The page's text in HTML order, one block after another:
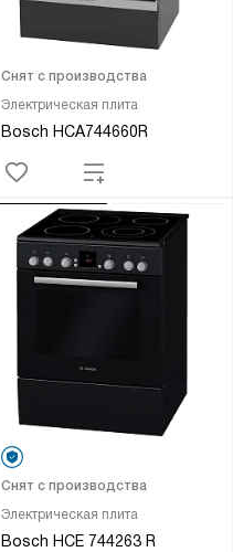
Электрическая плита
Bosch HCA744660R
Снят с производства
Электрическая плита
Bosch HCE 744263 R
Снят с производства